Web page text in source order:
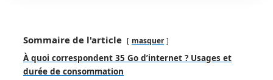
Sommaire de l'article masquer
À quoi correspondent 35 Go d’internet ? Usages et
durée de consommation